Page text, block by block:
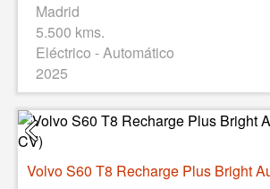
Madrid
5.500 kms.
Eléctrico - Automático
2025